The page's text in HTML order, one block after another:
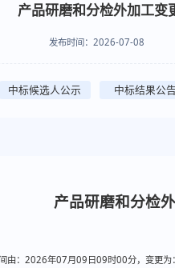
产品研磨和分检外加工变
发布时间： 2026-07-08
中标候选人公示 中标结果公告
产品研磨和分检
由：2026年07月09日09时00分，变更